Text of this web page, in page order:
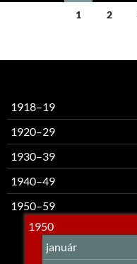
Bejegyzések
1 2
1918–19
1920–29
1930–39
1940–49
1950–59
1950
január